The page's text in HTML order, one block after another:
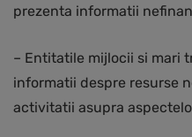
prezenta informatii
– Entitatile mijlocii si mari
informatii despre resurse
activitatii asupra